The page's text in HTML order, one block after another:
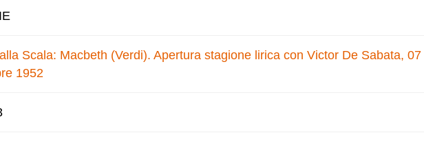
Scala: Macbeth (Verdi). Apertura stagione lirica con Victor De Sabata, 07
1952